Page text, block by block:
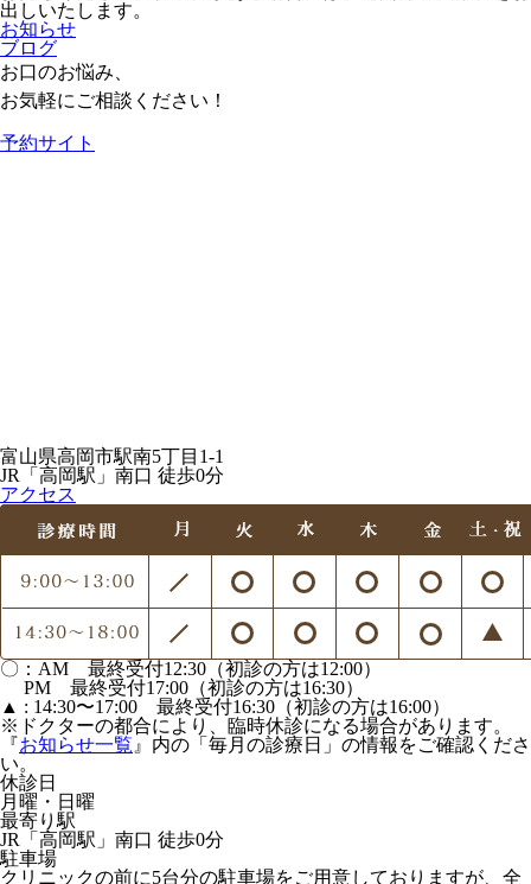
出しいたします。
お知らせ
ブログ
お口のお悩み、
お気軽にご相談ください！
予約サイト
富山県高岡市駅南5丁目1-1
JR「高岡駅」南口 徒歩0分
アクセス
〇：AM 最終受付12:30（初診の方は12:00）
PM 最終受付17:00（初診の方は16:30）
▲ : 14:30〜17:00 最終受付16:30（初診の方は16:00）
※ドクターの都合により、臨時休診になる場合があります。
『お知らせ一覧 』内の「毎月の診療日」の情報をご確認くださ
い。
休診日
月曜・日曜
最寄り駅
JR「高岡駅」南口 徒歩0分
駐車場
クリニックの前に5台分の駐車場をご用意しておりますが、全